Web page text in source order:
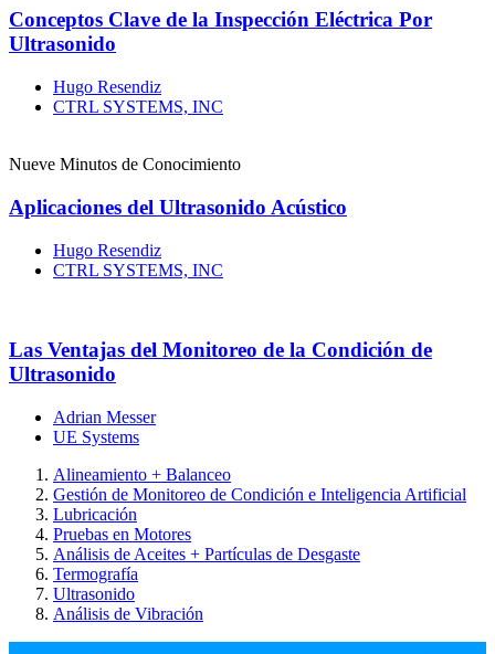
Conceptos Clave de la Inspección Eléctrica Por
Ultrasonido
Hugo Resendiz
CTRL SYSTEMS, INC
Nueve Minutos de Conocimiento
Aplicaciones del Ultrasonido Acústico
Hugo Resendiz
CTRL SYSTEMS, INC
Las Ventajas del Monitoreo de la Condición de
Ultrasonido
Adrian Messer
UE Systems
Alineamiento + Balanceo
Gestión de Monitoreo de Condición e Inteligencia Artificial
Lubricación
Pruebas en Motores
Análisis de Aceites + Partículas de Desgaste
Termografía
Ultrasonido
Análisis de Vibración